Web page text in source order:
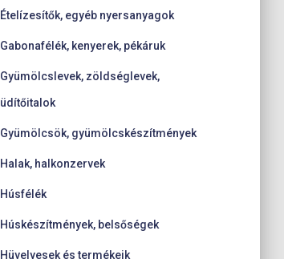
Ételízesítők, egyéb nyersanyagok
Gabonafélék, kenyerek, pékáruk
Gyümölcslevek, zöldséglevek,
üdítőitalok
Gyümölcsök, gyümölcskészítmények
Halak, halkonzervek
Húsfélék
Húskészítmények, belsőségek
Hüvelyesek és termékeik